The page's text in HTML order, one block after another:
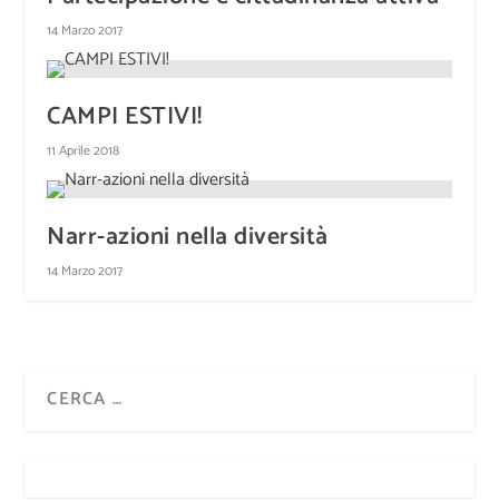
14 Marzo 2017
CAMPI ESTIVI!
11 Aprile 2018
Narr-azioni nella diversità
14 Marzo 2017